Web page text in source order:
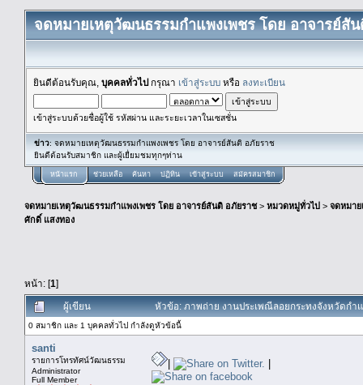
จดหมายเหตุวัฒนธรรมกำแพงเพชร โดย อาจารย์สั
ยินดีต้อนรับคุณ, บุคคลทั่วไปกรุณา เข้าสู่ระบบ หรือ ลงทะเบียน
เข้าสู่ระบบด้วยชื่อผู้ใช้ รหัสผ่าน และระยะเวลาในเซสชั่น
ข่าว: จดหมายเหตุวัฒนธรรมกำแพงเพชร โดย อาจารย์สันติ อภัยราช
ยินดีต้อนรับสมาชิก และผู้เยื่ยมชมทุกๆท่าน
หน้าแรก ช่วยเหลือ ค้นหา ปฏิทิน เข้าสู่ระบบ สมัครสมาชิก
จดหมายเหตุวัฒนธรรมกำแพงเพชร โดย อาจารย์สันติ อภัยราช> หมวดหมู่ทั่วไป > จดหมา
ศักดิ์ แสงทอง
หน้า: [1]
ผู้เขียน หัวข้อ: ภาพถ่าย งานประเพณีลอยกระทงจังหวัดก
0 สมาชิก และ 1 บุคคลทั่วไป กำลังดูหัวข้อนี้
santi
รายการโทรทัศน์วัฒนธรรม
Administrator
Full Member
| |